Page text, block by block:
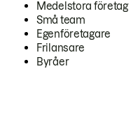
Medelstora företag
Små team
Egenföretagare
Frilansare
Byråer